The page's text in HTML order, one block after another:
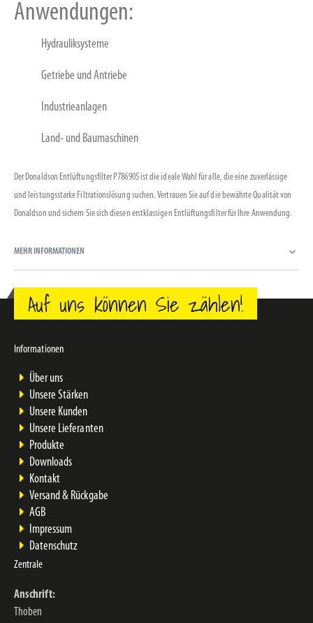
Anwendungen:
Hydrauliksysteme
Getriebe und Antriebe
Industrieanlagen
Land- und Baumaschinen
Der Donaldson Entlüftungsfilter P786905 ist die ideale Wahl für alle, die eine zuverlässige
und leistungsstarke Filtrationslösung suchen. Vertrauen Sie auf die bewährte Qualität von
Donaldson und sichern Sie sich diesen erstklassigen Entlüftungsfilter für Ihre Anwendung.
MEHR INFORMATIONEN
Auf uns können Sie zählen!
Informationen
Über uns
Unsere Stärken
Unsere Kunden
Unsere Lieferanten
Produkte
Downloads
Kontakt
Versand & Rückgabe
AGB
Impressum
Datenschutz
Zentrale
Anschrift:
Thoben